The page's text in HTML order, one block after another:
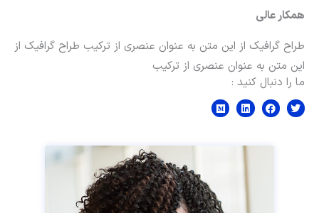
همکار عالی
طراح گرافیک از این متن به عنوان عنصری از ترکیب طراح گرافیک از
این متن به عنوان عنصری از ترکیب
ما را دنبال کنید :
T
w
i
F
a
c
o
L
i
n
d
M
e
d